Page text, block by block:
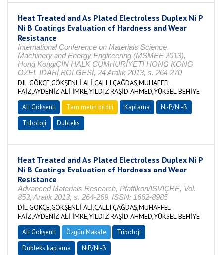
Heat Treated and As Plated Electroless Duplex Ni P
Ni B Coatings Evaluation of Hardness and Wear
Resistance
International Conference on Materials Science,
Machinery and Energy Engineering (MSMEE 2013),
Hong Kong/ÇİN HALK CUMHURİYETİ HONG KONG
ÖZEL İDARİ BÖLGESİ, 24 Aralık 2013, s. 264-270
DIL GÖKÇE,GÖKŞENLİ ALİ,ÇALLI ÇAĞDAŞ,MUHAFFEL
FAİZ,AYDENİZ ALİ İMRE,YILDIZ RAŞİD AHMED,YÜKSEL BEHİYE
Ali Gökşenli Tam metin bildiri Kaplama
Ni-P/Ni-B
Triboloji
Dubleks
Heat Treated and As Plated Electroless Duplex Ni P
Ni B Coatings Evaluation of Hardness and Wear
Resistance
Advanced Materials Research, Pfaffikon/İSVİÇRE, Vol.
853, Aralık 2013, s. 264-269, ISSN: 1662-8985
DİL GÖKÇE,GÖKŞENLİ ALİ,ÇALLI ÇAĞDAŞ,MUHAFFEL
FAİZ,AYDENİZ ALİ İMRE,YILDIZ RAŞİD AHMED,YÜKSEL BEHİYE
Ali Gökşenli Özgün Makale
Triboloji
Dubleks kaplama
NiP/Ni-B